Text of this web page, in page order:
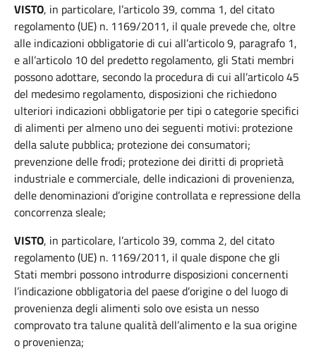
VISTO, in particolare, l’articolo 39, comma 1, del citato
regolamento (UE) n. 1169/2011, il quale prevede che, oltre
alle indicazioni obbligatorie di cui all’articolo 9, paragrafo 1,
e all’articolo 10 del predetto regolamento, gli Stati membri
possono adottare, secondo la procedura di cui all’articolo 45
del medesimo regolamento, disposizioni che richiedono
ulteriori indicazioni obbligatorie per tipi o categorie specifici
di alimenti per almeno uno dei seguenti motivi: protezione
della salute pubblica; protezione dei consumatori;
prevenzione delle frodi; protezione dei diritti di proprietà
industriale e commerciale, delle indicazioni di provenienza,
delle denominazioni d’origine controllata e repressione della
concorrenza sleale;
VISTO, in particolare, l’articolo 39, comma 2, del citato
regolamento (UE) n. 1169/2011, il quale dispone che gli
Stati membri possono introdurre disposizioni concernenti
l’indicazione obbligatoria del paese d’origine o del luogo di
provenienza degli alimenti solo ove esista un nesso
comprovato tra talune qualità dell’alimento e la sua origine
o provenienza;